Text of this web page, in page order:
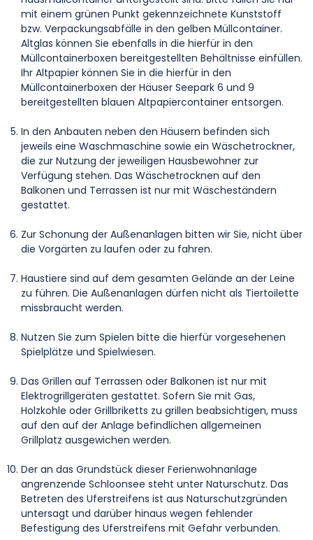
mit einem grünen Punkt gekennzeichnete Kunststoff
bzw. Verpackungsabfälle in den gelben Müllcontainer.
Altglas können Sie ebenfalls in die hierfür in den
Müllcontainerboxen bereitgestellten Behältnisse einfüllen.
Ihr Altpapier können Sie in die hierfür in den
Müllcontainerboxen der Häuser Seepark 6 und 9
bereitgestellten blauen Altpapiercontainer entsorgen.
In den Anbauten neben den Häusern befinden sich
jeweils eine Waschmaschine sowie ein Wäschetrockner,
die zur Nutzung der jeweiligen Hausbewohner zur
Verfügung stehen. Das Wäschetrocknen auf den
Balkonen und Terrassen ist nur mit Wäscheständern
gestattet.
Zur Schonung der Außenanlagen bitten wir Sie, nicht über
die Vorgärten zu laufen oder zu fahren.
Haustiere sind auf dem gesamten Gelände an der Leine
zu führen. Die Außenanlagen dürfen nicht als Tiertoilette
missbraucht werden.
Nutzen Sie zum Spielen bitte die hierfür vorgesehenen
Spielplätze und Spielwiesen.
Das Grillen auf Terrassen oder Balkonen ist nur mit
Elektrogrillgeräten gestattet. Sofern Sie mit Gas,
Holzkohle oder Grillbriketts zu grillen beabsichtigen, muss
auf den auf der Anlage befindlichen allgemeinen
Grillplatz ausgewichen werden.
Der an das Grundstück dieser Ferienwohnanlage
angrenzende Schloonsee steht unter Naturschutz. Das
Betreten des Uferstreifens ist aus Naturschutzgründen
untersagt und darüber hinaus wegen fehlender
Befestigung des Uferstreifens mit Gefahr verbunden.